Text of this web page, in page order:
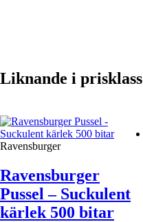
Liknande i prisklass
Ravensburger
Ravensburger
Pussel – Suckulent
kärlek 500 bitar